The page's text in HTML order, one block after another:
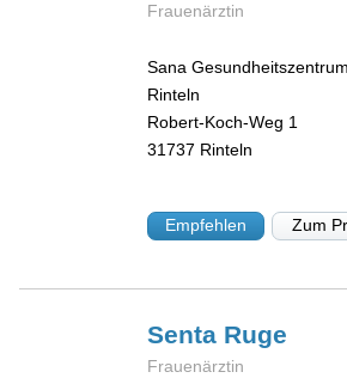
Frauenärztin
Sana
Rinteln
Robert-Koch-Weg 1
31737 Rinteln
Empfehlen Zum
Senta Ruge
Frauenärztin